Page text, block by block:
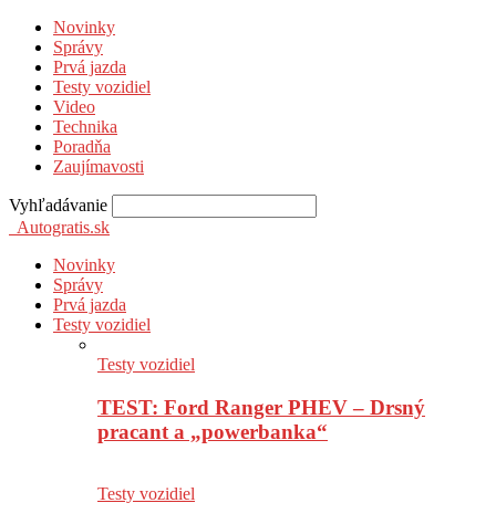
Novinky
Správy
Prvá jazda
Testy vozidiel
Video
Technika
Poradňa
Zaujímavosti
Vyhľadávanie
Autogratis.sk
Novinky
Správy
Prvá jazda
Testy vozidiel
Testy vozidiel
TEST: Ford Ranger PHEV – Drsný
pracant a „powerbanka“
Testy vozidiel